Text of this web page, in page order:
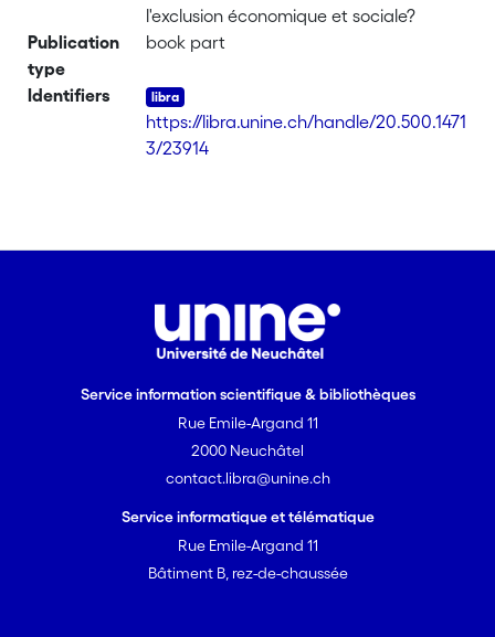
l'exclusion économique et sociale?
Publication
type
book part
Identifiers
https://libra.unine.ch/handle/20.500.1471
3/23914
Service information scientifique & bibliothèques
Rue Emile-Argand 11
2000 Neuchâtel
contact.libra@unine.ch
Service informatique et télématique
Rue Emile-Argand 11
Bâtiment B, rez-de-chaussée